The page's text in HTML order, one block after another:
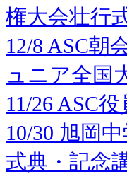
権大会壮行
12/8 ASC朝
ュニア全国
11/26 ASC
10/30 旭岡
式典・記念